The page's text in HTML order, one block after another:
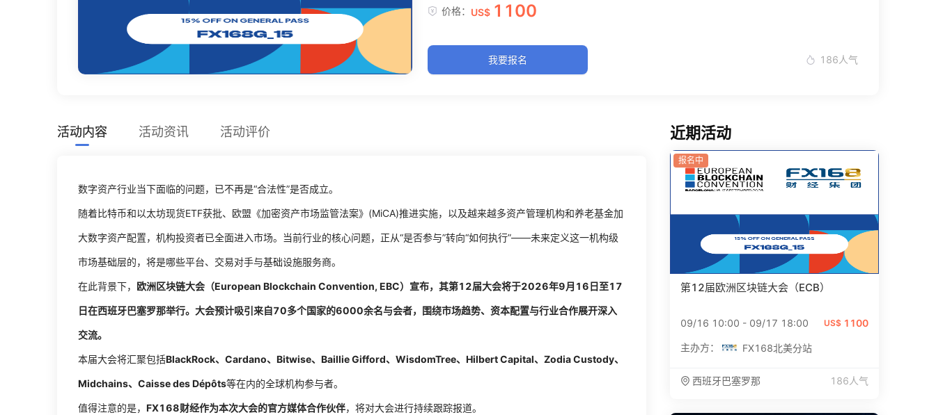
价格： US$ 1100
我要报名 186 人气
活动内容 活动资讯 活动评价
数字资产行业当下面临的问题，已不再是“合法性”是否成立。
随着比特币和以太坊现货ETF获批、欧盟《加密资产市场监管法案》(MiCA)推进实施，以及越来越多资产管理机构和养老基金加
大数字资产配置，机构投资者已全面进入市场。当前行业的核心问题，正从“是否参与”转向“如何执行”——未来定义这一机构级
市场基础层的，将是哪些平台、交易对手与基础设施服务商。
在此背景下， 欧洲区块链大会（European Blockchain Convention, EBC）宣布，其第12届大会将于2026年9月16日至17
日在西班牙巴塞罗那举行。大会预计吸引来自70多个国家的6000余名与会者，围绕市场趋势、资本配置与行业合作展开深入
交流。
本届大会将汇聚包括BlackRock、Cardano、Bitwise、Baillie Gifford、WisdomTree、Hilbert Capital、Zodia Custody、
Midchains、Caisse des Dépôts等在内的全球机构参与者。
值得注意的是， FX168财经作为本次大会的官方媒体合作伙伴，将对大会进行持续跟踪报道。
近期活动
第12届欧洲区块链大会（ECB）
US$ 1100
09/16 10:00 - 09/17 18:00
主办方： FX168北美分站
西班牙巴塞罗那 186 人气
报名中